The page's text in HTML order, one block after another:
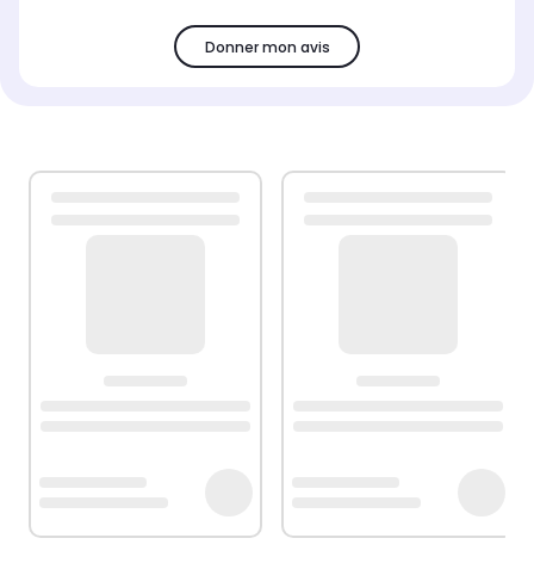
Donner mon avis